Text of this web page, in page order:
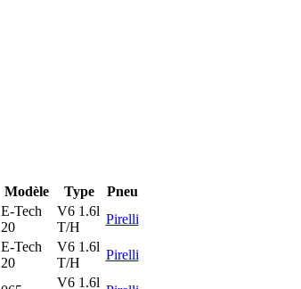
Modèle Type
Pneu
E-Tech
20
V6 1.6l
T/H
Pirelli
E-Tech
20
V6 1.6l
T/H
Pirelli
V6 1.6l